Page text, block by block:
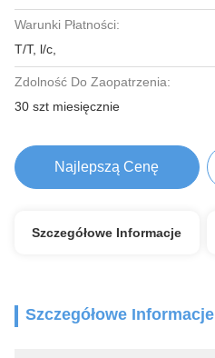
Warunki Płatności:
T/T, l/c,
Zdolność Do Zaopatrzenia:
30 szt miesięcznie
Najlepszą Cenę
Szczegółowe Informacje
Szczegółowe Informacje